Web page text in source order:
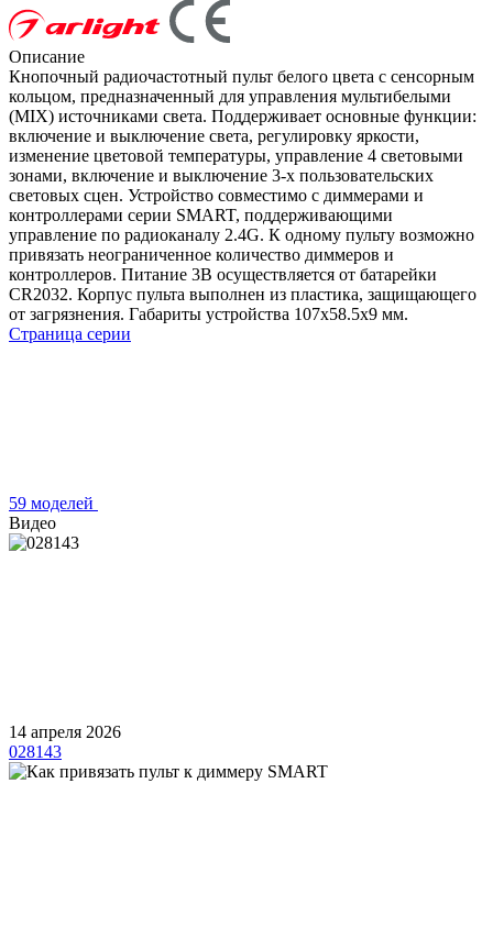
Описание
Кнопочный радиочастотный пульт белого цвета с сенсорным
кольцом, предназначенный для управления мультибелыми
(MIX) источниками света. Поддерживает основные функции:
включение и выключение света, регулировку яркости,
изменение цветовой температуры, управление 4 световыми
зонами, включение и выключение 3-х пользовательских
световых сцен. Устройство совместимо с диммерами и
контроллерами серии SMART, поддерживающими
управление по радиоканалу 2.4G. К одному пульту возможно
привязать неограниченное количество диммеров и
контроллеров. Питание 3В осуществляется от батарейки
CR2032. Корпус пульта выполнен из пластика, защищающего
от загрязнения. Габариты устройства 107x58.5x9 мм.
Страница серии
59 моделей
Видео
14 апреля 2026
028143